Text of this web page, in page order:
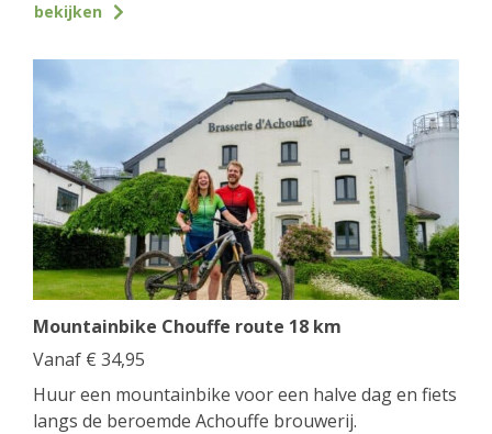
bekijken
Mountainbike Chouffe route 18 km
Vanaf € 34,95
Huur een mountainbike voor een halve dag en fiets
langs de beroemde Achouffe brouwerij.